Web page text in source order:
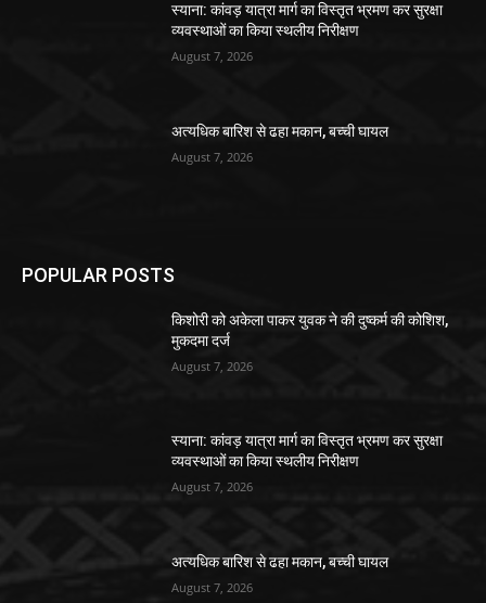
स्याना: कांवड़ यात्रा मार्ग का विस्तृत भ्रमण कर सुरक्षा
व्यवस्थाओं का किया स्थलीय निरीक्षण
August 7, 2026
अत्यधिक बारिश से ढहा मकान, बच्ची घायल
August 7, 2026
POPULAR POSTS
किशोरी को अकेला पाकर युवक ने की दुष्कर्म की कोशिश,
मुकदमा दर्ज
August 7, 2026
स्याना: कांवड़ यात्रा मार्ग का विस्तृत भ्रमण कर सुरक्षा
व्यवस्थाओं का किया स्थलीय निरीक्षण
August 7, 2026
अत्यधिक बारिश से ढहा मकान, बच्ची घायल
August 7, 2026